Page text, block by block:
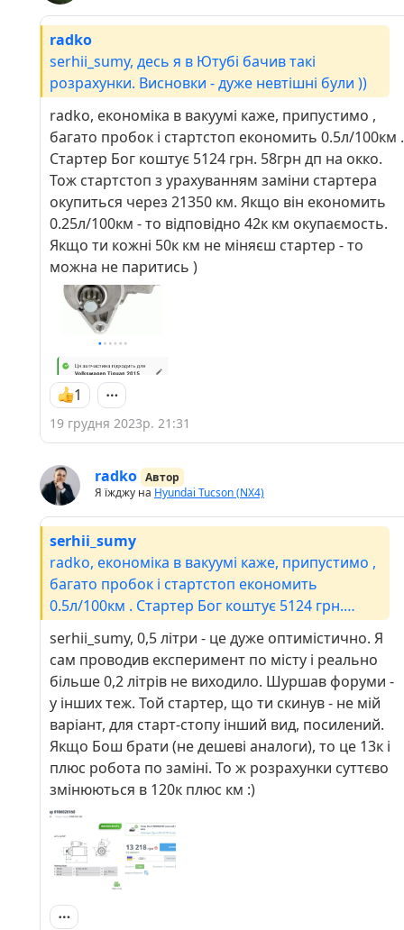
radko
serhii_sumy, десь я в Ютубі бачив такі
розрахунки. Висновки - дуже невтішні були ))
radko, економіка в вакуумі каже, припустимо ,
багато пробок і стартстоп економить 0.5л/100км .
Стартер Бог коштує 5124 грн. 58грн дп на окко.
Тож стартстоп з урахуванням заміни стартера
окупиться через 21350 км. Якщо він економить
0.25л/100км - то відповідно 42к км окупаємость.
Якщо ти кожні 50к км не міняєш стартер - то
можна не паритись )
1
19 грудня 2023р. 21:31
radko Автор
Я їжджу на Hyundai Tucson (NX4)
serhii_sumy
radko, економіка в вакуумі каже, припустимо ,
багато пробок і стартстоп економить
0.5л/100км . Стартер Бог коштує 5124 грн.
заміни стартера окупиться через 21350 км.
Якщо він економить 0.25л/100км - то
відповідно 42к км окупаємость. Якщо ти кожні
50к км не міняєш стартер - то можна не
паритись )
serhii_sumy, 0,5 літри - це дуже оптимістично. Я
сам проводив експеримент по місту і реально
більше 0,2 літрів не виходило. Шуршав форуми -
у інших теж. Той стартер, що ти скинув - не мій
варіант, для старт-стопу інший вид, посилений.
Якщо Бош брати (не дешеві аналоги), то це 13к і
плюс робота по заміні. То ж розрахунки суттєво
змінюються в 120к плюс км :)